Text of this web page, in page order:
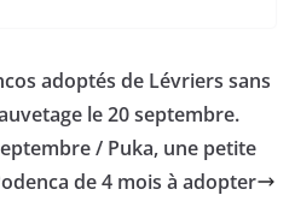
adoptés de Lévriers sans
le 20 septembre.
/ Puka, une petite
de 4 mois à adopter